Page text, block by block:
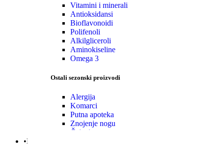
Vitamini i minerali
Antioksidansi
Bioflavonoidi
Polifenoli
Alkilgliceroli
Aminokiseline
Omega 3
Ostali sezonski proizvodi
Alergija
Komarci
Putna apoteka
Znojenje nogu
Čajevi
•Mama|Bebe|Polno zdrav.